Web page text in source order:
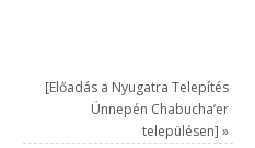
[Előadás a Nyugatra Telepítés
Ünnepén Chabucha’er
településen] »